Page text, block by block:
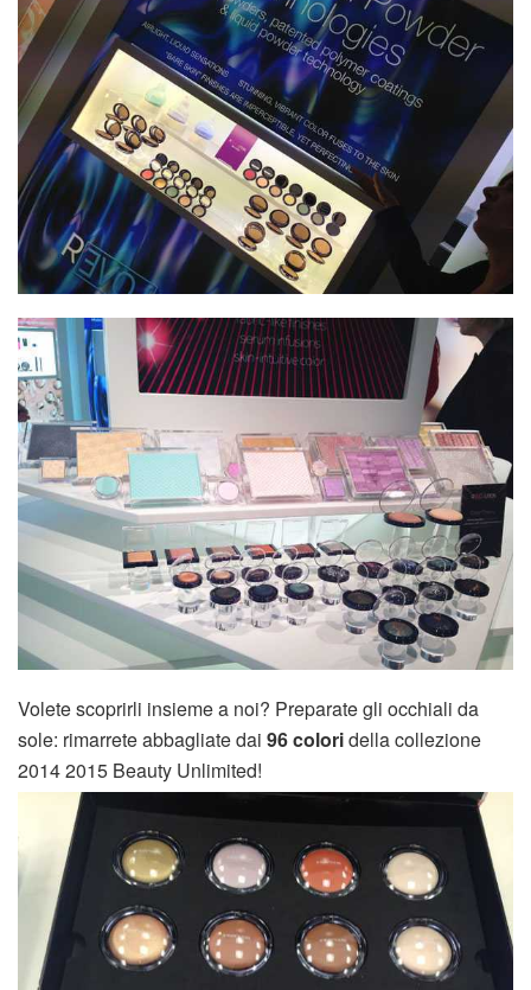
Volete scoprirli insieme a noi? Preparate gli occhiali da
sole: rimarrete abbagliate dai 96 coloridella collezione
2014 2015 Beauty Unlimited!